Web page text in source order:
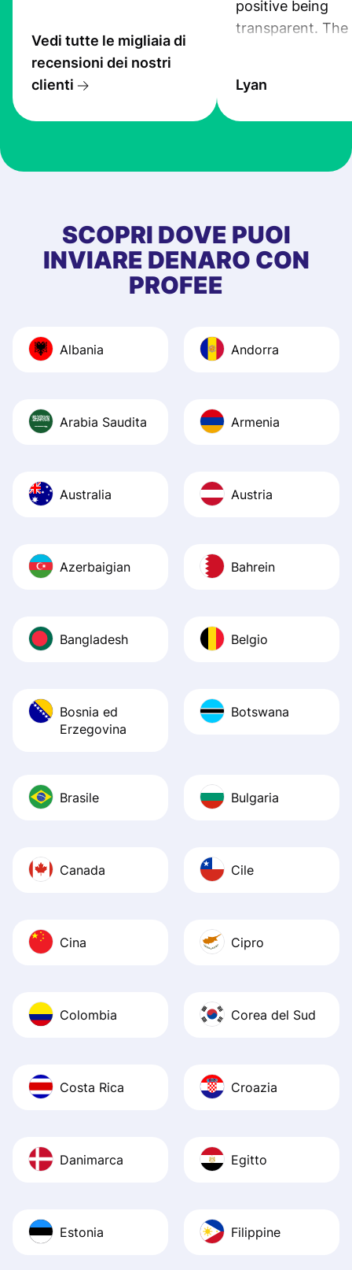
Vedi tutte le migliaia di
recensioni dei nostri
clienti
positive being
transparent. The
the exchange
at Profee is very
first started
app, and they
quick to provide
Recommend it!
Lyan
SCOPRI DOVE PUOI
INVIARE DENARO CON
PROFEE
Albania Andorra
Arabia Saudita Armenia
Australia Austria
Azerbaigian Bahrein
Bangladesh Belgio
Bosnia ed
Erzegovina
Botswana
Brasile Bulgaria
Canada Cile
Cina Cipro
Colombia Corea del Sud
Costa Rica Croazia
Danimarca Egitto
Estonia Filippine